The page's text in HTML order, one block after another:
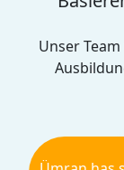
Unser